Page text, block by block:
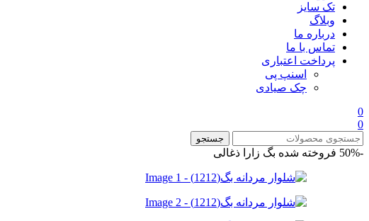
تک سایز
وبلاگ
درباره ما
تماس با ما
پرداخت اعتباری
اسنپ پی
چک صیادی
0
0
جستجو
-50% فروخته شده بگ زارا ذغالی